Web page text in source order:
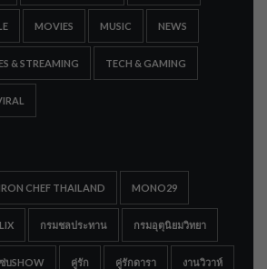
MOVIES MUSIC NEWS
& STREAMING TECH & GAMING
CHEF THAILAND MONO29
กรมชลประทาน กรมอุตุนิยมวิทยา
บSHOW คู่รัก คู่รักดารา งานวิวาห์